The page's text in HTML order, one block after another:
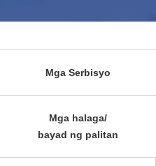
Mga Serbisyo
Mga halaga/
bayad ng palitan